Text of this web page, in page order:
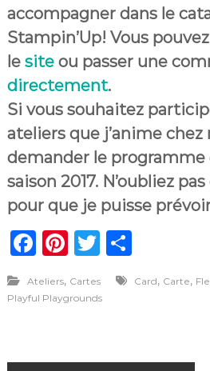
accompagner dans le
Stampin’Up! Vous
le siteou passer une
directement.
Si vous souhaitez
ateliers que j’anime chez
demander le programme
saison 2017. N’oubliez
pour que je puisse
F
c
Pi
te
T
w
it
P
ta
Ateliers, Cartes Card, Carte,
Playful Playgrounds